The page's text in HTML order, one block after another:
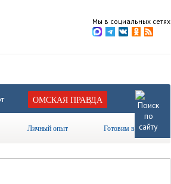
Мы в социальных сетях
ОМСКАЯ ПРАВДА
Личный опыт Готовим вместе